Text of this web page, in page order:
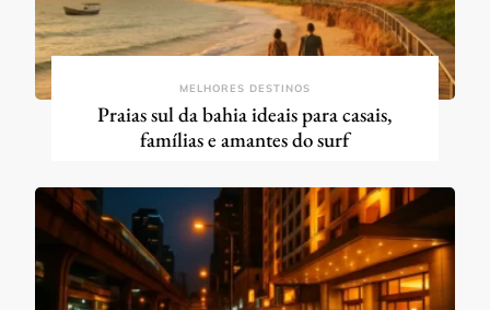
MELHORES DESTINOS
Praias sul da bahia ideais para casais,
famílias e amantes do surf